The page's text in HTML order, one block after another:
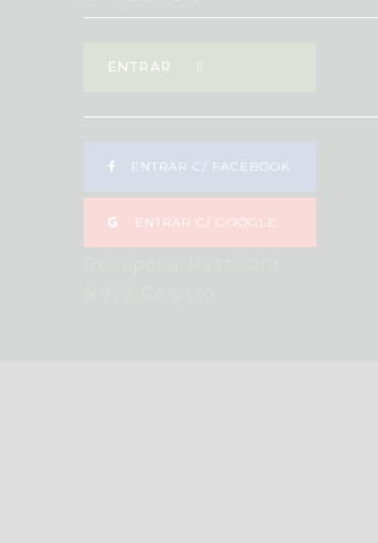
ENTRAR
ENTRAR C/ FACEBOOK
ENTRAR C/ GOOGLE